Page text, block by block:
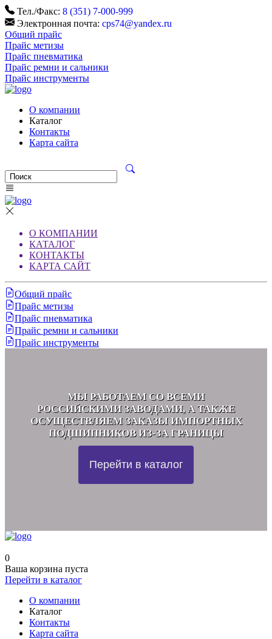
Тел./Факс: 8 (351) 7-000-999
Электронная почта: cps74@yandex.ru
Общий прайс
Прайс метизы
Прайс пневматика
Прайс ремни и сальники
Прайс инструменты
О компании
Каталог
Контакты
Карта сайта
О КОМПАНИИ
КАТАЛОГ
КОНТАКТЫ
КАРТА САЙТ
Общий прайс
Прайс метизы
Прайс пневматика
Прайс ремни и сальники
Прайс инструменты
МЫ РАБОТАЕМ СО ВСЕМИ
РОССИЙСКИМИ ЗАВОДАМИ, А ТАКЖЕ
ОСУЩЕСТВЛЯЕМ ЗАКАЗЫ ИМПОРТНЫХ
ПОДШИПНИКОВ ИЗ-ЗА ГРАНИЦЫ
Перейти в каталог
0
Ваша корзина пуста
Перейти в каталог
О компании
Каталог
Контакты
Карта сайта